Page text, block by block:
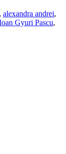
, alexandra andrei,
Gyuri Pascu,